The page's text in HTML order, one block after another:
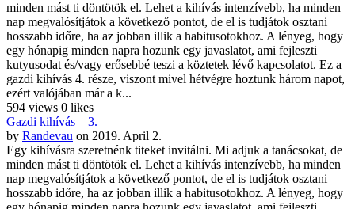
minden mást ti döntötök el. Lehet a kihívás intenzívebb, ha minden
nap megvalósítjátok a következő pontot, de el is tudjátok osztani
hosszabb időre, ha az jobban illik a habitusotokhoz. A lényeg, hogy
egy hónapig minden napra hozunk egy javaslatot, ami fejleszti
kutyusodat és/vagy erősebbé teszi a köztetek lévő kapcsolatot. Ez a
gazdi kihívás 4. része, viszont mivel hétvégre hoztunk három napot,
ezért valójában már a k...
594 views 0 likes
Gazdi kihívás – 3.
by Randevau on 2019. April 2.
Egy kihívásra szeretnénk titeket invitálni. Mi adjuk a tanácsokat, de
minden mást ti döntötök el. Lehet a kihívás intenzívebb, ha minden
nap megvalósítjátok a következő pontot, de el is tudjátok osztani
hosszabb időre, ha az jobban illik a habitusotokhoz. A lényeg, hogy